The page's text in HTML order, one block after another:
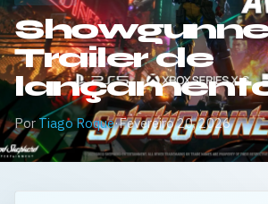
Trailer de
Por Tiago Roque·Fevereiro 20, 2026